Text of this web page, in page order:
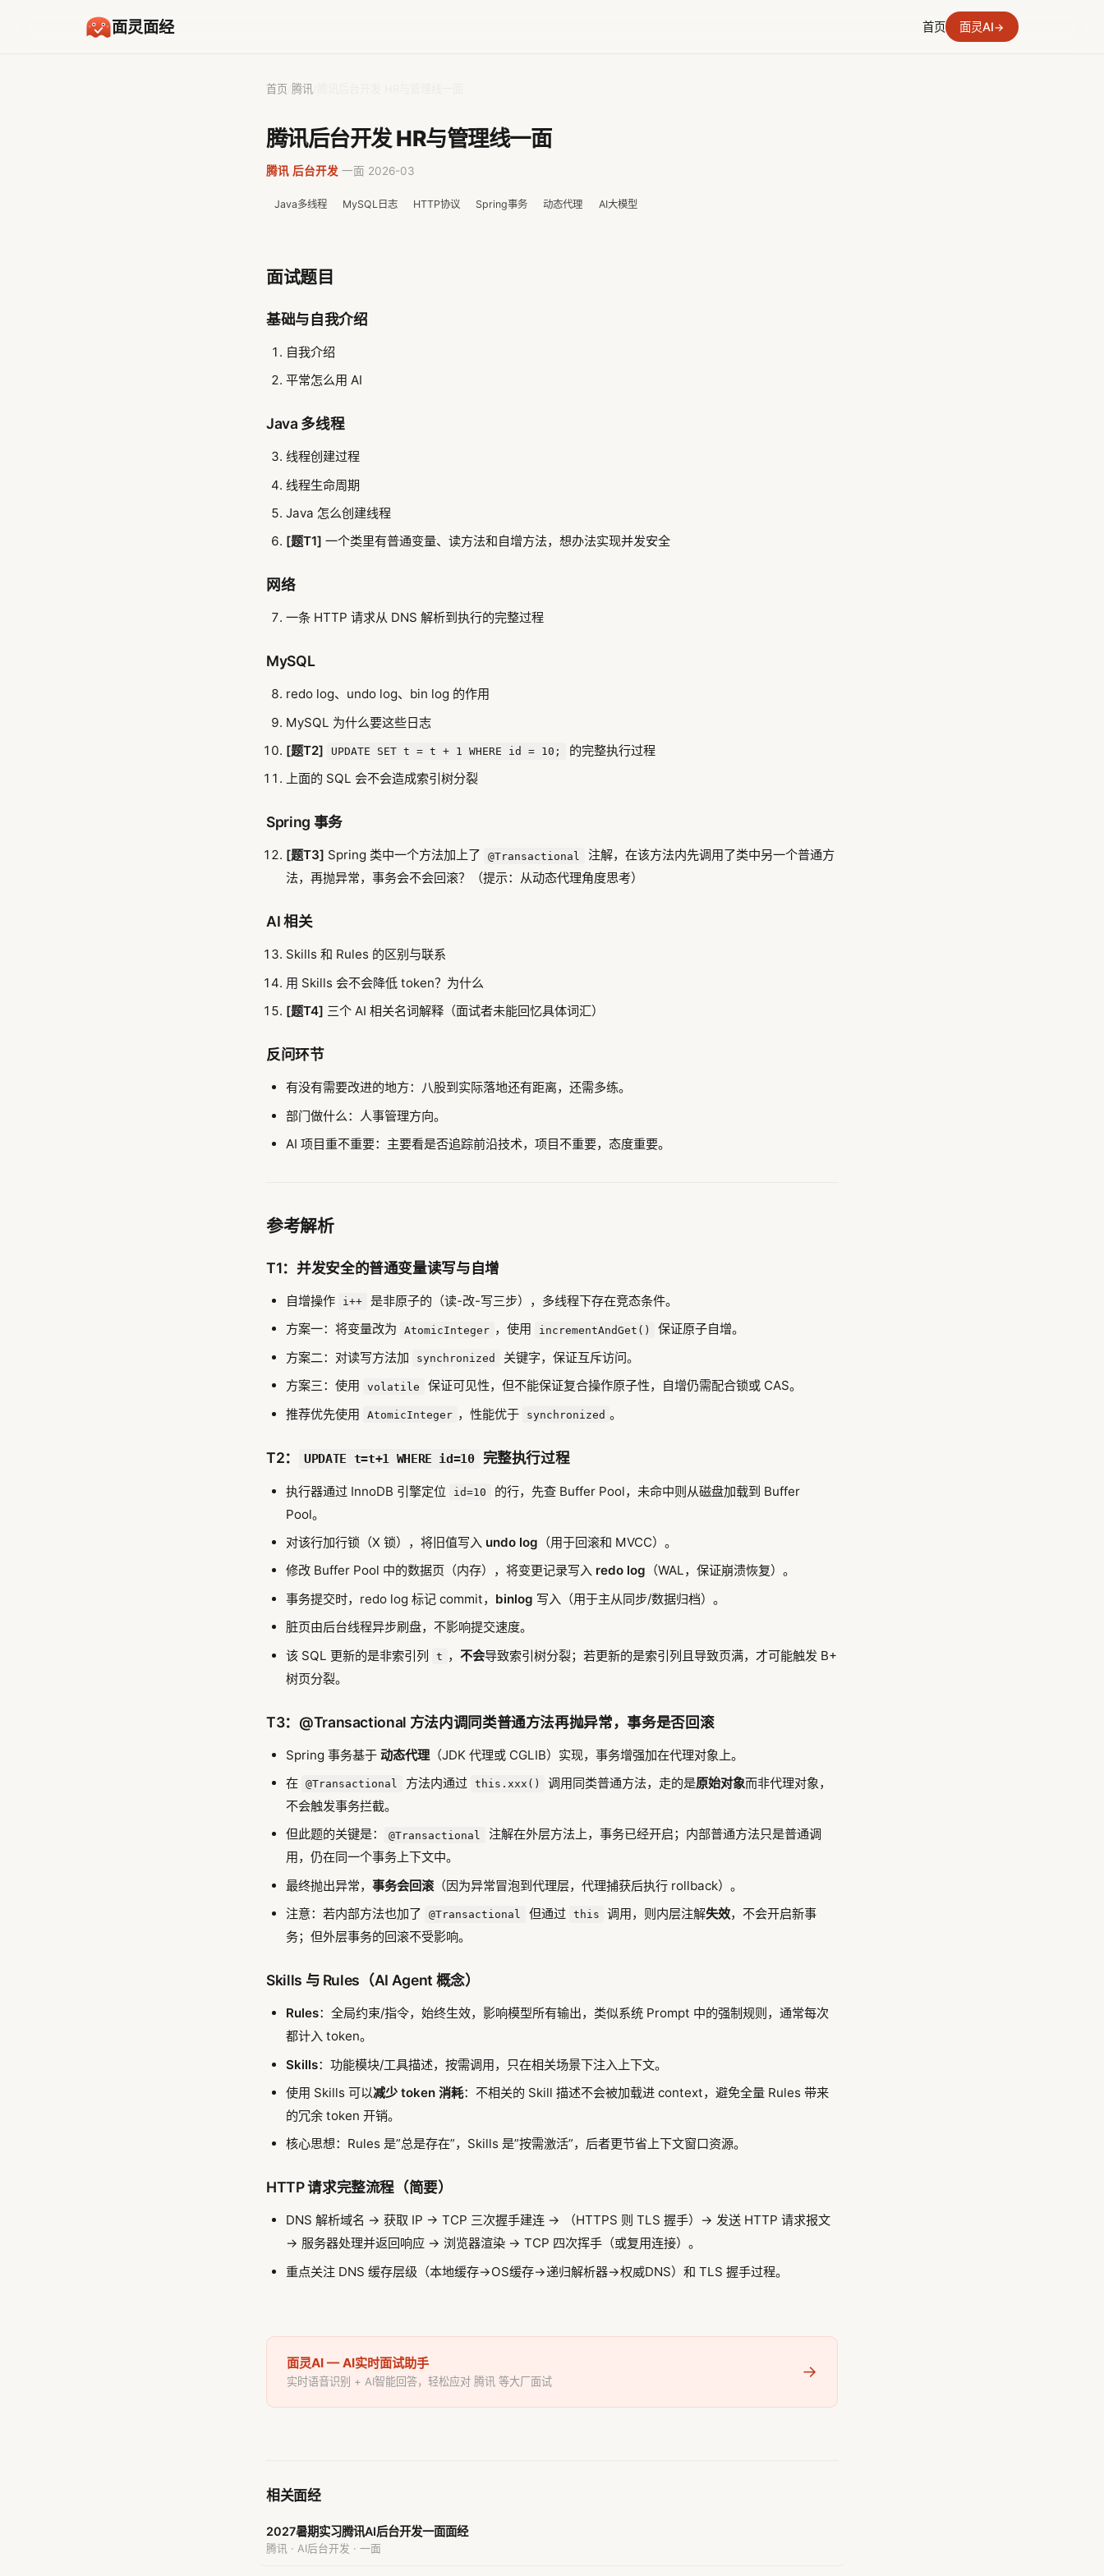
面灵面经 首页 面灵AI→
首页 腾讯
腾讯后台开发 HR与管理线一面
腾讯 后台开发 一面 2026-03
Java多线程 MySQL日志 HTTP协议 Spring事务 动态代理 AI大模型
面试题目
基础与自我介绍
自我介绍
平常怎么用 AI
Java 多线程
线程创建过程
线程生命周期
Java 怎么创建线程
[题T1] 一个类里有普通变量、读方法和自增方法，想办法实现并发安全
网络
一条 HTTP 请求从 DNS 解析到执行的完整过程
MySQL
redo log、undo log、bin log 的作用
MySQL 为什么要这些日志
[题T2]
UPDATE SET t = t + 1 WHERE id = 10;
的完整执行过程
上面的 SQL 会不会造成索引树分裂
Spring 事务
[题T3] Spring 类中一个方法加上了 @Transactional
注解，在该方法内先调用了类中另一个普通方
法，再抛异常，事务会不会回滚？（提示：从动态代理角度思考）
AI 相关
Skills 和 Rules 的区别与联系
用 Skills 会不会降低 token？为什么
[题T4] 三个 AI 相关名词解释（面试者未能回忆具体词汇）
反问环节
有没有需要改进的地方：八股到实际落地还有距离，还需多练。
部门做什么：人事管理方向。
AI 项目重不重要：主要看是否追踪前沿技术，项目不重要，态度重要。
参考解析
T1：并发安全的普通变量读写与自增
自增操作 i++
是非原子的（读-改-写三步），多线程下存在竞态条件。
方案一：将变量改为
AtomicInteger ，使用 incrementAndGet()
保证原子自增。
方案二：对读写方法加
synchronized
关键字，保证互斥访问。
方案三：使用
volatile
保证可见性，但不能保证复合操作原子性，自增仍需配合锁或 CAS。
推荐优先使用
AtomicInteger ，性能优于 synchronized 。
T2： UPDATE t=t+1 WHERE id=10 完整执行过程
执行器通过 InnoDB 引擎定位 id=10
的行，先查 Buffer Pool，未命中则从磁盘加载到 Buffer
Pool。
对该行加行锁（X 锁），将旧值写入 undo log （用于回滚和 MVCC）。
修改 Buffer Pool 中的数据页（内存），将变更记录写入 redo log （WAL，保证崩溃恢复）。
事务提交时，redo log 标记 commit， binlog 写入（用于主从同步/数据归档）。
脏页由后台线程异步刷盘，不影响提交速度。
该 SQL 更新的是非索引列
t ， 不会导致索引树分裂；若更新的是索引列且导致页满，才可能触发 B+
树页分裂。
T3：@Transactional 方法内调同类普通方法再抛异常，事务是否回滚
Spring 事务基于 动态代理 （JDK 代理或 CGLIB）实现，事务增强加在代理对象上。
在
@Transactional 方法内通过 this.xxx() 调用同类普通方法，走的是原始对象而非代理对象，
不会触发事务拦截。
但此题的关键是：
@Transactional
注解在外层方法上，事务已经开启；内部普通方法只是普通调
用，仍在同一个事务上下文中。
最终抛出异常， 事务会回滚 （因为异常冒泡到代理层，代理捕获后执行 rollback）。
注意：若内部方法也加了
@Transactional 但通过 this 调用，则内层注解失效，不会开启新事
务；但外层事务的回滚不受影响。
Skills 与 Rules（AI Agent 概念）
Rules：全局约束/指令，始终生效，影响模型所有输出，类似系统 Prompt 中的强制规则，通常每次
都计入 token。
Skills：功能模块/工具描述，按需调用，只在相关场景下注入上下文。
使用 Skills 可以减少 token 消耗：不相关的 Skill 描述不会被加载进 context，避免全量 Rules 带来
的冗余 token 开销。
核心思想：Rules 是”总是存在”，Skills 是”按需激活”，后者更节省上下文窗口资源。
HTTP 请求完整流程（简要）
DNS 解析域名 → 获取 IP → TCP 三次握手建连 → （HTTPS 则 TLS 握手）→ 发送 HTTP 请求报文
→ 服务器处理并返回响应 → 浏览器渲染 → TCP 四次挥手（或复用连接）。
重点关注 DNS 缓存层级（本地缓存→OS缓存→递归解析器→权威DNS）和 TLS 握手过程。
面灵AI — AI实时面试助手
实时语音识别 + AI智能回答，轻松应对 腾讯 等大厂面试 →
相关面经
2027暑期实习腾讯AI后台开发一面面经
腾讯 · AI后台开发 · 一面